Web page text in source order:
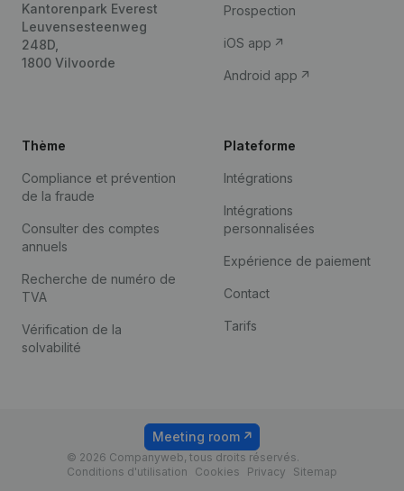
Kantorenpark Everest
Leuvensesteenweg
248D,
1800 Vilvoorde
Prospection
iOS app
Android app
Thème
Compliance et prévention
de la fraude
Consulter des comptes
annuels
Recherche de numéro de
TVA
Vérification de la
solvabilité
Plateforme
Intégrations
Intégrations
personnalisées
Expérience de paiement
Contact
Tarifs
© 2026 Companyweb, tous droits réservés.
Conditions d'utilisation
Cookies Privacy Sitemap
Meeting room